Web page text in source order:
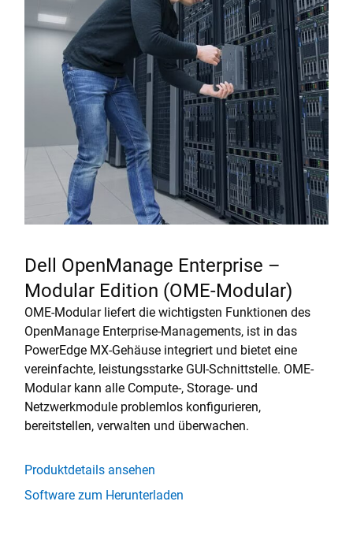
Dell OpenManage Enterprise –
Modular Edition (OME-Modular)
OME-Modular liefert die wichtigsten Funktionen des
OpenManage Enterprise-Managements, ist in das
PowerEdge MX-Gehäuse integriert und bietet eine
vereinfachte, leistungsstarke GUI-Schnittstelle. OME-
Modular kann alle Compute-, Storage- und
Netzwerkmodule problemlos konfigurieren,
bereitstellen, verwalten und überwachen.
Produktdetails ansehen
Software zum Herunterladen